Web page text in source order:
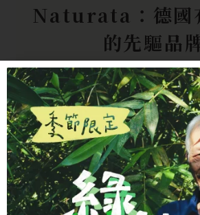
Naturata：德國
的先驅品